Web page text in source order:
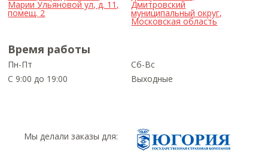
Марии Ульяновой ул, д. 11,
помещ. 2
Дмитровский
муниципальный округ,
Московская область
Время работы
Пн-Пт
С 9:00 до 19:00
Сб-Вс
Выходные
Мы делали заказы для: